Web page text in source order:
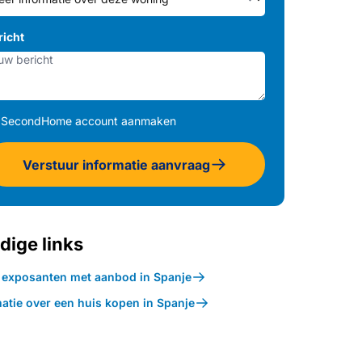
SecondHome account aanmaken
Verstuur informatie aanvraag
links
met aanbod in Spanje
over een huis kopen in Spanje